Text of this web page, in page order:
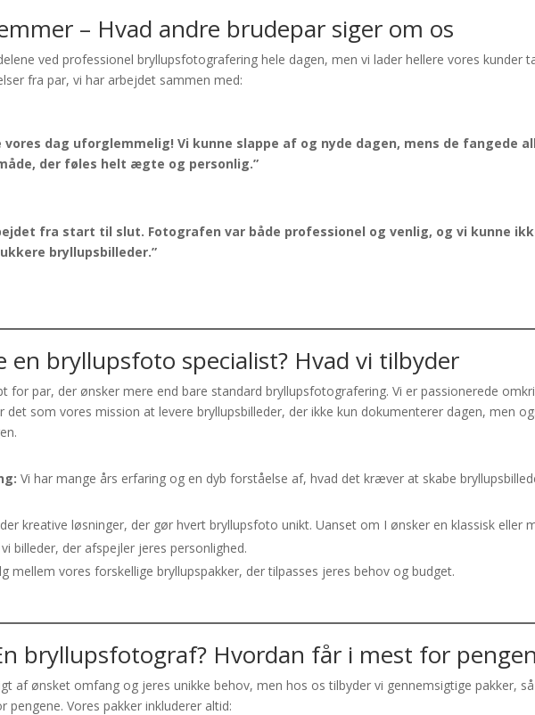
– Hvad andre brudepar siger om os
ved professionel bryllupsfotografering hele dagen, men vi lader hellere vores kunder
fra par, vi har arbejdet sammen med:
vores dag uforglemmelig! Vi kunne slappe af og nyde dagen, mens de fangede
der føles helt ægte og personlig.”
fra start til slut. Fotografen var både professionel og venlig, og vi kunne
bryllupsbilleder.”
bryllupsfoto specialist? Hvad vi tilbyder
for par, der ønsker mere end bare standard bryllupsfotografering. Vi er passionerede
som vores mission at levere bryllupsbilleder, der ikke kun dokumenterer dagen, men
Vi har mange års erfaring og en dyb forståelse af, hvad det kræver at skabe
kreative løsninger, der gør hvert bryllupsfoto unikt. Uanset om I ønsker en klassisk eller
billeder, der afspejler jeres personlighed.
mellem vores forskellige bryllupspakker, der tilpasses jeres behov og budget.
bryllupsfotograf? Hvordan får i mest for
af ønsket omfang og jeres unikke behov, men hos os tilbyder vi gennemsigtige pakker,
pengene. Vores pakker inkluderer altid: